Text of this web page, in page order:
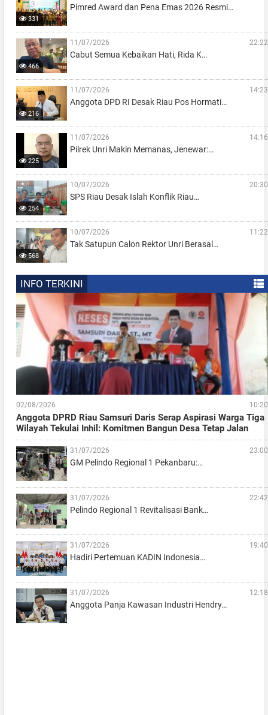
331
Pimred Award dan Pena Emas 2026 Resmi…
466
11/07/2026 22:22
Cabut Semua Kebaikan Hati, Rida K…
216
11/07/2026 14:23
Anggota DPD RI Desak Riau Pos Hormati…
225
11/07/2026 14:16
Pilrek Unri Makin Memanas, Jenewar:…
254
10/07/2026 20:30
SPS Riau Desak Islah Konflik Riau…
568
10/07/2026 11:22
Tak Satupun Calon Rektor Unri Berasal…
INFO TERKINI
02/08/2026 10:20
Anggota DPRD Riau Samsuri Daris Serap Aspirasi Warga Tiga
Wilayah Tekulai Inhil: Komitmen Bangun Desa Tetap Jalan
31/07/2026 23:00
GM Pelindo Regional 1 Pekanbaru:…
31/07/2026 22:42
Pelindo Regional 1 Revitalisasi Bank…
31/07/2026 19:40
Hadiri Pertemuan KADIN Indonesia…
31/07/2026 12:18
Anggota Panja Kawasan Industri Hendry…